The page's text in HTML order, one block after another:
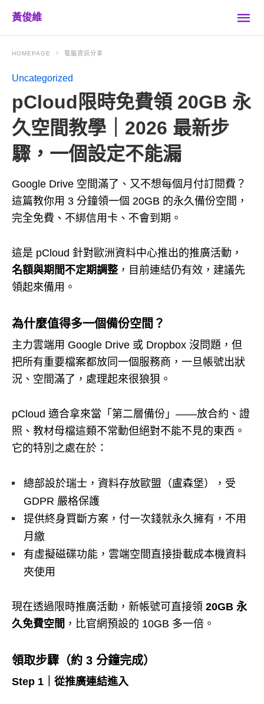
黃俊維
HOMEPAGE 電腦資訊分享
Uncategorized
pCloud限時免費領 20GB 永
久空間教學｜2026 最新步
驟，一個設定不能漏
Google Drive 空間滿了、又不想每個月付訂閱費？
這篇教你用 3 分鐘領一個 20GB 的永久備份空間，
完全免費、不綁信用卡、不會到期。
這是 pCloud 針對歐洲資料中心推出的推廣活動，
名額與期間不定期調整，目前連結仍有效，建議先
領起來備用。
為什麼值得多一個備份空間？
主力雲端用 Google Drive 或 Dropbox 沒問題，但
把所有重要檔案都放同一個服務商，一旦帳號出狀
況、空間滿了，處理起來很狼狽。
pCloud 適合拿來當「第二層備份」——放合約、證
照、教材母檔這類不常動但絕對不能不見的東西。
它的特別之處在於：
總部設於瑞士，資料存放歐盟（盧森堡），受
GDPR 嚴格保護
提供終身買斷方案，付一次錢就永久擁有，不用
月繳
有虛擬磁碟功能，雲端空間直接掛載成本機資料
夾使用
現在透過限時推廣活動，新帳號可直接領 20GB 永
久免費空間 ，比官網預設的 10GB 多一倍。
領取步驟（約 3 分鐘完成）
Step 1｜從推廣連結進入